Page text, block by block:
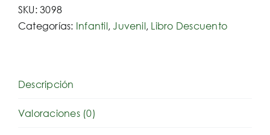
SKU:3098
Categorías: Infantil, Juvenil, Libro Descuento
Descripción
Valoraciones (0)